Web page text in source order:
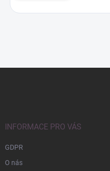
INFORMACE PRO VÁS
GDPR
O nás